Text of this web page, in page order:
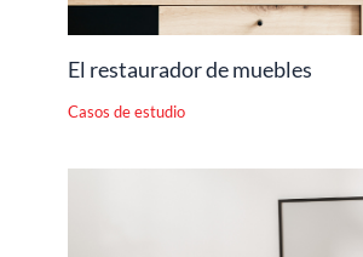
El restaurador de muebles
Casos de estudio